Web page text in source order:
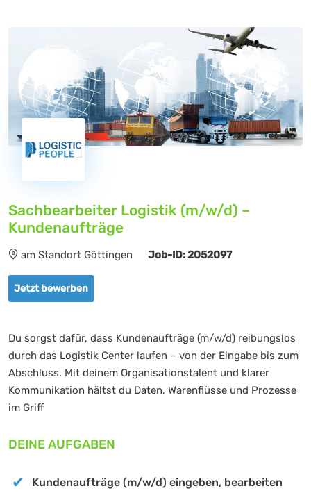
Sachbearbeiter Logistik (m/w/d) –
Kundenaufträge
am Standort Göttingen Job-ID: 2052097
Jetzt bewerben
Du sorgst dafür, dass Kundenaufträge (m/w/d) reibungslos
durch das Logistik Center laufen – von der Eingabe bis zum
Abschluss. Mit deinem Organisationstalent und klarer
Kommunikation hältst du Daten, Warenflüsse und Prozesse
im Griff
DEINE AUFGABEN
Kundenaufträge (m/w/d) eingeben, bearbeiten